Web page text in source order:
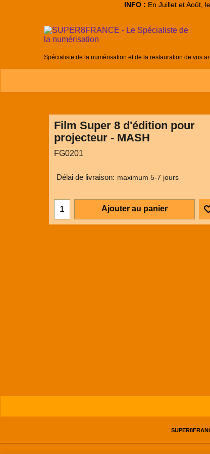
INFO : En Juillet et Août,
Spécialiste de la numérisation et de la restauration de vos
Film Super 8 d'édition pour
projecteur - MASH
FG0201
Délai de livraison: maximum 5-7 jours
Ajouter au panier